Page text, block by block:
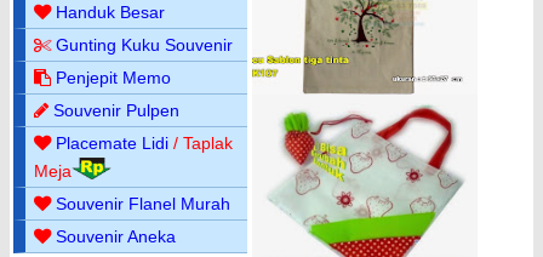
Handuk Besar
Gunting Kuku Souvenir
Penjepit Memo
Souvenir Pulpen
Placemate Lidi / Taplak
Meja
Souvenir Flanel Murah
Souvenir Aneka